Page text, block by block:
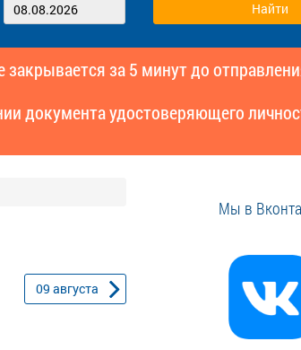
за 5 минут до
документа удостоверяющего
09 августа
Мы в